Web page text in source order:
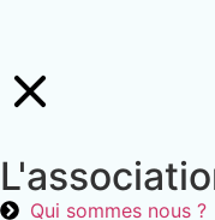
Qui sommes nous ?